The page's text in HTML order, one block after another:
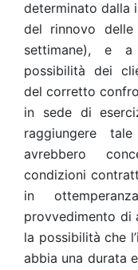
determinato dalla
del rinnovo
settimane), e
possibilità dei
del corretto
in sede di
raggiungere
avrebbero
condizioni
in
provvedimento di
la possibilità che
abbia una durata